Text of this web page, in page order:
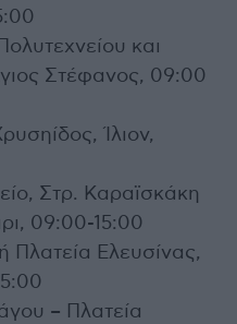
και
Στέφανος, 09:00
Ίλιον,
Στρ. Καραϊσκάκη
09:00-15:00
Πλατεία Ελευσίνας,
– Πλατεία